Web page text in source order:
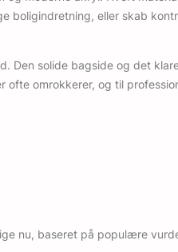
eller skab
solide bagside og det
omrokkerer, og til
nu, baseret på populære